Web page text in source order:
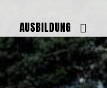
AUSBILDUNG
BOOTSFÜHRERSCHEINE
FUNKSCHEINE
SEENOTSIGNALMITTEL